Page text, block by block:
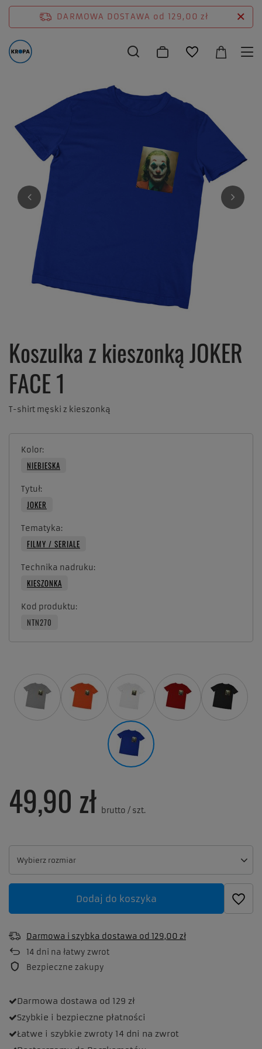
DARMOWA DOSTAWA od 129,00 zł
Koszulka z kieszonką JOKER
FACE 1
T-shirt męski z kieszonką
Kolor
NIEBIESKA
Tytuł
JOKER
Tematyka
FILMY / SERIALE
Technika nadruku
KIESZONKA
Kod produktu
NTN270
Wybierz rozmiar
Wybierz rozmiar
49,90 zł brutto / szt.
Dodaj do koszyka
Darmowa i szybka dostawa od 129,00 zł
14 dni na łatwy zwrot
Bezpieczne zakupy
Darmowa dostawa od 129 zł
Szybkie i bezpieczne płatności
Łatwe i szybkie zwroty 14 dni na zwrot